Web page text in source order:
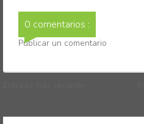
0 comentarios :
Publicar un comentario